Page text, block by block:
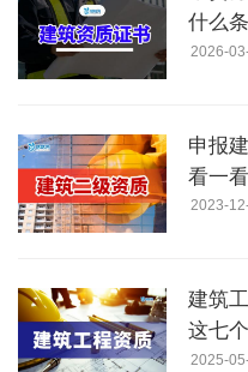
什么
2026-
申报
看一
2023-
建筑
这七
2025-